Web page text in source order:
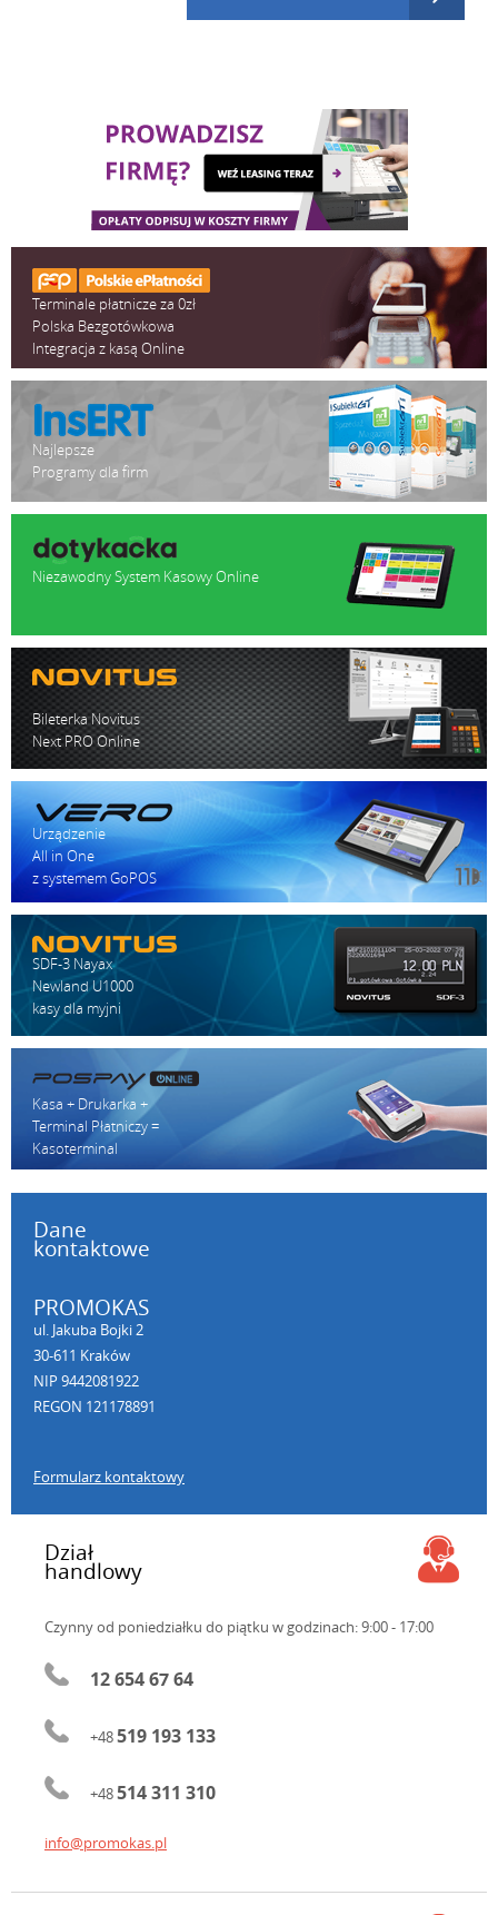
Terminale płatnicze za 0zł
Polska Bezgotówkowa
Integracja z kasą Online
Najlepsze
Programy dla firm
Niezawodny System Kasowy Online
Bileterka Novitus
Next PRO Online
Urządzenie
All in One
z systemem GoPOS
SDF-3 Nayax
Newland U1000
kasy dla myjni
Kasa + Drukarka +
Terminal Płatniczy =
Kasoterminal
Dane
kontaktowe
PROMOKAS
ul. Jakuba Bojki 2
30-611 Kraków
NIP 9442081922
REGON 121178891
Formularz kontaktowy
Dział
handlowy
Czynny od poniedziałku do piątku w godzinach: 9:00 - 17:00
12 654 67 64
+48519 193 133
+48514 311 310
info@promokas.pl